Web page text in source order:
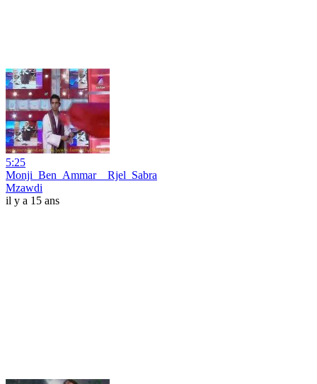
5:25
Monji_Ben_Ammar__Rjel_Sabra
Mzawdi
il y a 15 ans